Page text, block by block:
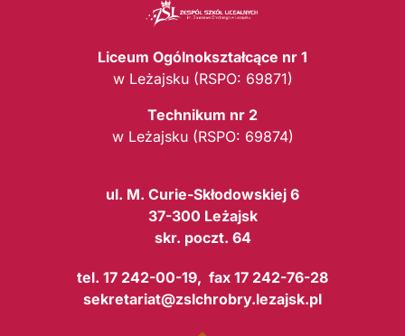
Liceum Ogólnokształcące nr 1
w Leżajsku (RSPO: 69871)
Technikum nr 2
w Leżajsku (RSPO: 69874)
ul. M. Curie-Skłodowskiej 6
37-300 Leżajsk
skr. poczt. 64
tel. 17 242-00-19, fax 17 242-76-28
sekretariat@zslchrobry.lezajsk.pl